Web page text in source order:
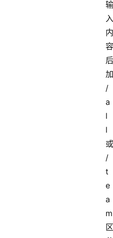
输
入
内
容
后
加
/
a
l
l
或
/
t
e
a
m
区